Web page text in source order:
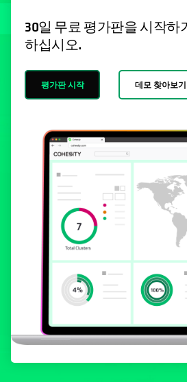
30일 무료 평가판을 시작하
하십시오.
평가판 시작 데모 찾아보기